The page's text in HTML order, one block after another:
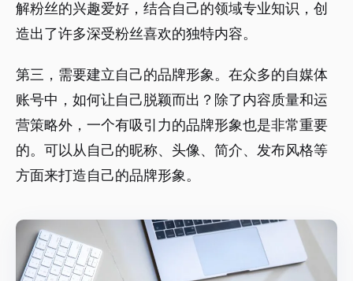
解粉丝的兴趣爱好，结合自己的领域专业知识，创
造出了许多深受粉丝喜欢的独特内容。
第三，需要建立自己的品牌形象。在众多的自媒体
账号中，如何让自己脱颖而出？除了内容质量和运
营策略外，一个有吸引力的品牌形象也是非常重要
的。可以从自己的昵称、头像、简介、发布风格等
方面来打造自己的品牌形象。